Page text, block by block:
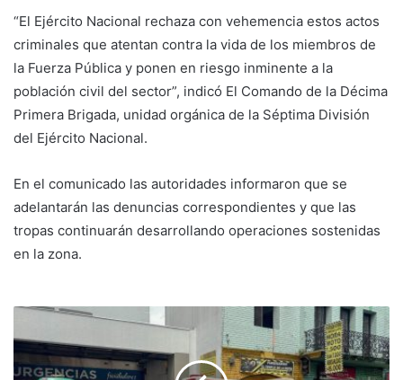
“El Ejército Nacional rechaza con vehemencia estos actos
criminales que atentan contra la vida de los miembros de
la Fuerza Pública y ponen en riesgo inminente a la
población civil del sector”, indicó El Comando de la Décima
Primera Brigada, unidad orgánica de la Séptima División
del Ejército Nacional.
En el comunicado las autoridades informaron que se
adelantarán las denuncias correspondientes y que las
tropas continuarán desarrollando operaciones sostenidas
en la zona.